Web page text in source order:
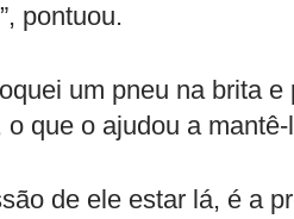
pontuou.
um pneu na brita
que o ajudou a mantê-
de ele estar lá, é a